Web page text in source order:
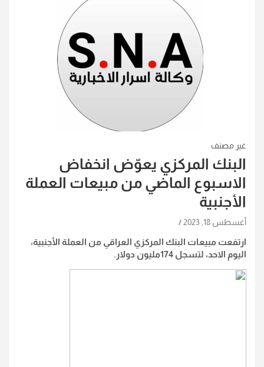
غير مصنف
البنك المركزي يعوّض انخفاض
الاسبوع الماضي من مبيعات العملة
الأجنبية
أغسطس 18, 2023
ارتفعت مبيعات البنك المركزي العراقي من العملة الأجنبية،
اليوم الاحد، لتسجل 174مليون دولار.